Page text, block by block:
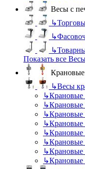
Весы с
↳
↳
↳
Показать все
↳Весы
↳Крановые
↳Крановые
↳Крановые
↳Крановые
↳Крановые
↳Крановые
↳Крановые
↳Крановые